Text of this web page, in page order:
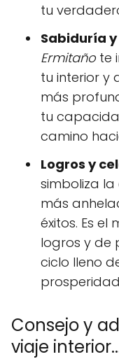
tu
Sabiduría
Ermitaño te
tu interior y
más
tu
camino
Logros y
simboliza
más
éxitos. Es
logros y de
ciclo lleno
Consejo y
viaje